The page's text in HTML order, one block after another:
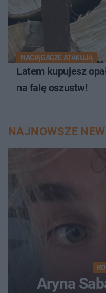
NACIĄGACZE ATAKUJĄ
Latem kupujesz
na falę oszustw!
NAJNOWSZE
Aryna